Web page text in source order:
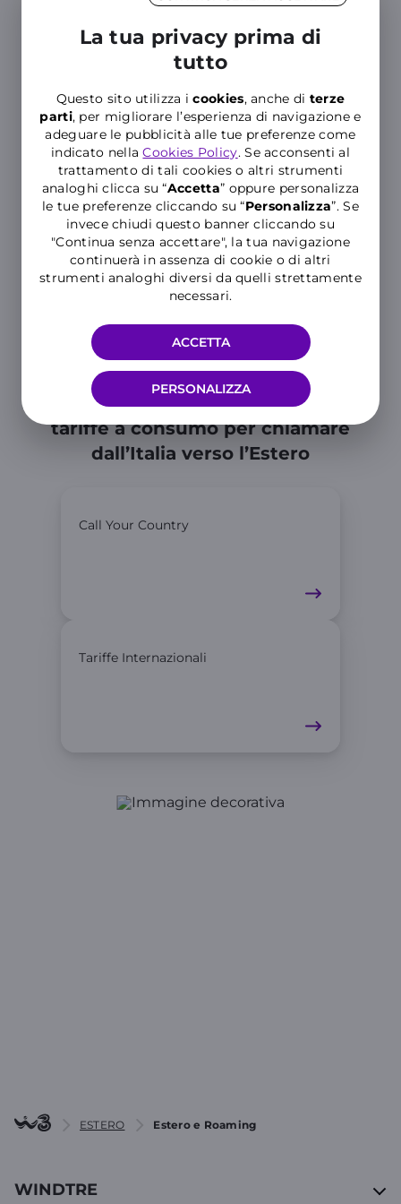
La tua privacy prima di
tutto
Questo sito utilizza icookies, anche di terze
parti, per migliorare l’esperienza di navigazione e
adeguare le pubblicità alle tue preferenze come
indicato nellaCookies Policy. Se acconsenti al
trattamento di tali cookies o altri strumenti
analoghi clicca su “Accetta” oppure personalizza
le tue preferenze cliccando su “Personalizza”. Se
invece chiudi questo banner cliccando su
"Continua senza accettare", la tua navigazione
continuerà in assenza di cookie o di altri
strumenti analoghi diversi da quelli strettamente
necessari.
PERSONALIZZA
ACCETTA
con Minuti validi in oltre 50
Paesi e le opzioni per usare
la tua SIM quando sei
all’Estero, con tariffe
trasparenti e GIGA e Minuti
inclusi. Che tu debba
chiamare numeri
internazionalionavigare
all’Estero durante un
viaggio, WINDTRE ti aiuta a
scegliere la soluzione
migliore per restare sempre
connesso in modo semplice
e conveniente.
Se hai già una SIM WINDTRE scopri le
tariffe a consumo per chiamare
dall’Italia verso l’Estero
Call Your Country
Tariffe Internazionali
ESTERO Estero e Roaming
WINDTRE